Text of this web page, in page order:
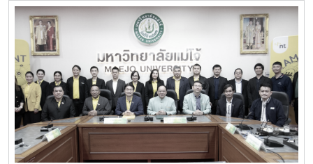
ประดิษฐ์" เพื่อส่งเสริมการประยุกต์ใช้เทคโนโลยีปัญญาประดิษฐ์
(Artificial Intelligence: AI) ในการบริหารงานและการจัดการ
เรียนการสอน โดยมุ่งสู่การเป็น "มหาวิทยาลัยแห่งชีวิตที่ทันสมัย
และยั่งยืน" ผ่านการใช้งาน Microsoft 365 Copilot อย่างมี
ประสิทธิภาพโอกาสนี้ได้รับเกียรติจาก ผู้ช่วยศาสตราจารย์
ดร.ประภากร ธาราฉาย รองอธิการบดีมหาวิทยาลัยแม่โจ้ เป็น
ประธานกล่าวเปิดโครงการ พร้อมเน้นย้ำถึงความสำคัญของ
การนำเทคโนโลยี AI มาประยุกต์ใช้เพื่อเพิ่มประสิทธิภาพการ
ปฏิบัติงาน การบริหารจัดการ และการพัฒนาคุณภาพการเรียน
การสอน ให้สอดรับกับการเปลี่ยนแปลงของโลกดิจิทัล การอบรม